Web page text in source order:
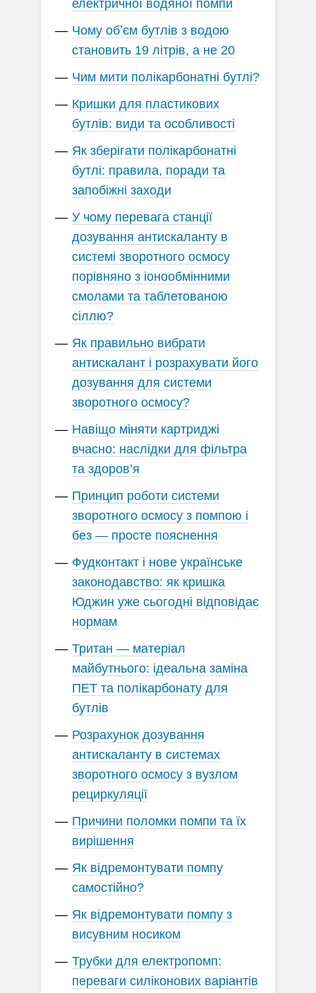
електричної водяної помпи
Чому обʼєм бутлів з водою
становить 19 літрів, а не 20
Чим мити полікарбонатні бутлі?
Кришки для пластикових
бутлів: види та особливості
Як зберігати полікарбонатні
бутлі: правила, поради та
запобіжні заходи
У чому перевага станції
дозування антискаланту в
системі зворотного осмосу
порівняно з іонообмінними
смолами та таблетованою
сіллю?
Як правильно вибрати
антискалант і розрахувати його
дозування для системи
зворотного осмосу?
Навіщо міняти картриджі
вчасно: наслідки для фільтра
та здоров’я
Принцип роботи системи
зворотного осмосу з помпою і
без — просте пояснення
Фудконтакт і нове українське
законодавство: як кришка
Юджин уже сьогодні відповідає
нормам
Тритан — матеріал
майбутнього: ідеальна заміна
ПЕТ та полікарбонату для
бутлів
Розрахунок дозування
антискаланту в системах
зворотного осмосу з вузлом
рециркуляції
Причини поломки помпи та їх
вирішення
Як відремонтувати помпу
самостійно?
Як відремонтувати помпу з
висувним носиком
Трубки для електропомп:
переваги силіконових варіантів